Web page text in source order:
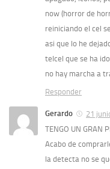
now (horror de
reiniciando el cel
asi que lo he
telcel que se ha
no hay marcha a
Responder
Gerardo
21
TENGO UN GRAN
Acabo de
la detecta no se